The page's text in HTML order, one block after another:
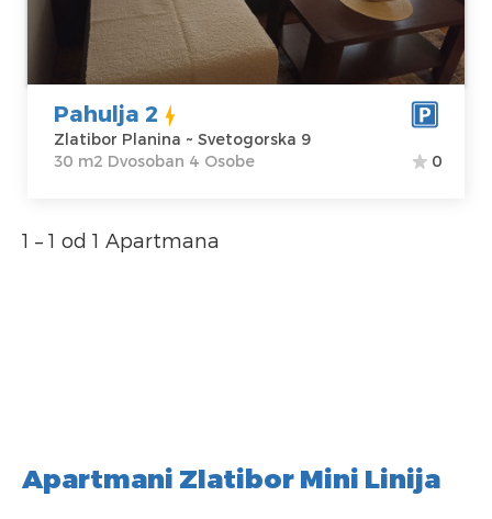
Adresa:
Svetogorska 9
Cena50 €
m2
Struktura :
Dvosoban
Pahulja 2
Zlatibor Planina ~ Svetogorska 9
30 m2 Dvosoban 4 Osobe
0
1 – 1 od 1 Apartmana
Apartmani Zlatibor Mini Linija